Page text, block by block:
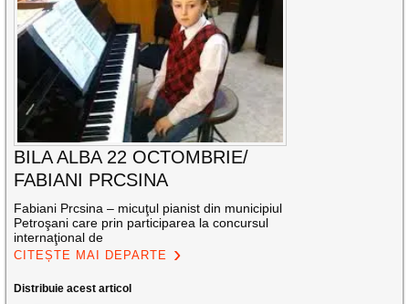
BILA ALBA 22 OCTOMBRIE/
FABIANI PRCSINA
Fabiani Prcsina – micuţul pianist din municipiul
Petroşani care prin participarea la concursul
internaţional de
CITEȘTE MAI DEPARTE
Distribuie acest articol